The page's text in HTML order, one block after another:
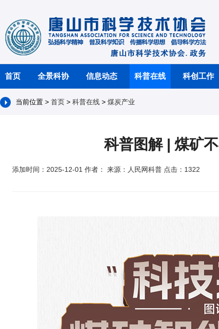
首页 全景科协 信息动态 科普在线 科创工作
当前位置 > 首页 > 科普在线 > 煤炭产业
科普图解 | 煤矿
添加时间：2025-12-01 作者： 来源：人民网科普 点击：1322